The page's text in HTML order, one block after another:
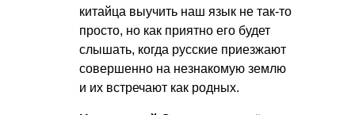
китайца выучить наш язык не так-то
просто, но как приятно его будет
слышать, когда русские приезжают
совершенно на незнакомую землю
и их встречают как родных.